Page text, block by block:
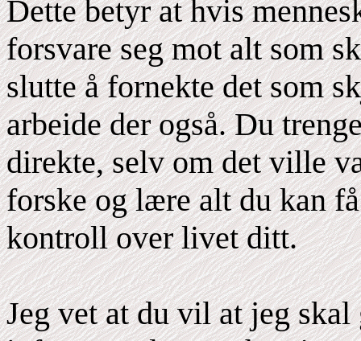
Dette betyr at hvis
forsvare seg mot alt som
slutte å fornekte det som
arbeide der også. Du
direkte, selv om det ville
forske og lære alt du kan
kontroll over livet ditt.
Jeg vet at du vil at jeg